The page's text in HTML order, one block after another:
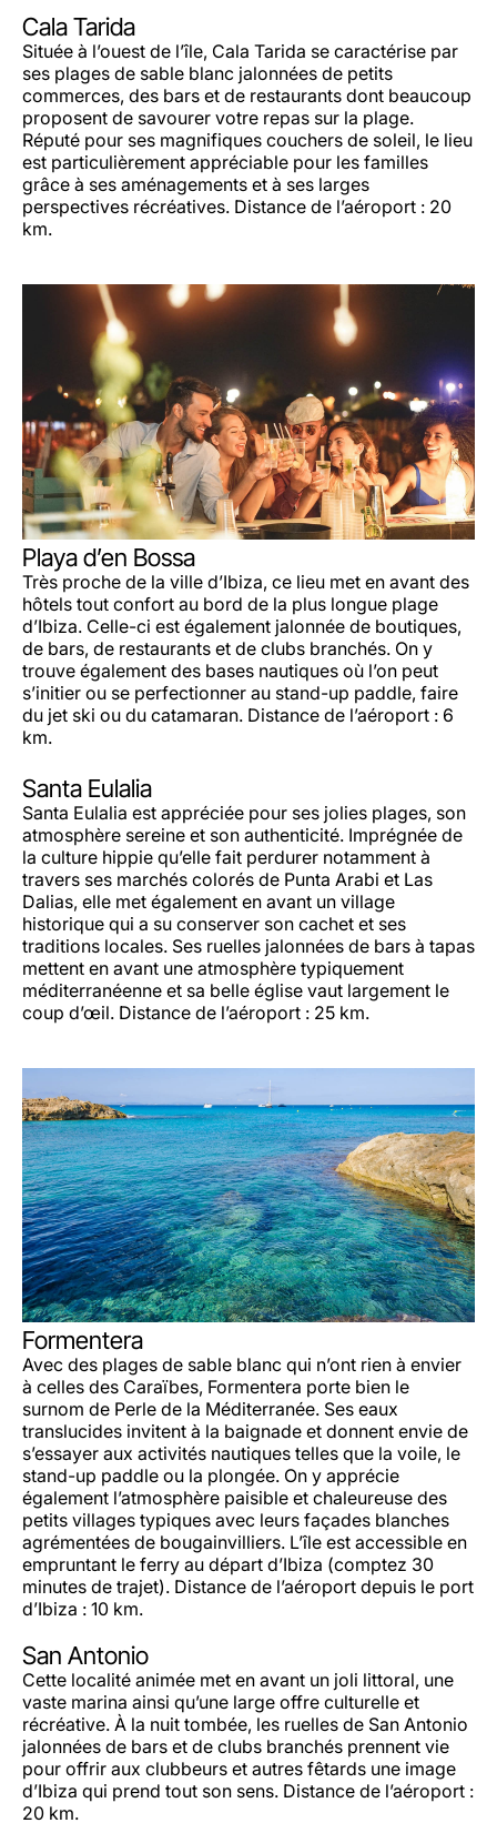
Cala Tarida
Située à l’ouest de l’île, Cala Tarida se caractérise par
ses plages de sable blanc jalonnées de petits
commerces, des bars et de restaurants dont beaucoup
proposent de savourer votre repas sur la plage.
Réputé pour ses magnifiques couchers de soleil, le lieu
est particulièrement appréciable pour les familles
grâce à ses aménagements et à ses larges
perspectives récréatives. Distance de l’aéroport : 20
km.
Playa d’en Bossa
Très proche de la ville d’Ibiza, ce lieu met en avant des
hôtels tout confort au bord de la plus longue plage
d’Ibiza. Celle-ci est également jalonnée de boutiques,
de bars, de restaurants et de clubs branchés. On y
trouve également des bases nautiques où l’on peut
s’initier ou se perfectionner au stand-up paddle, faire
du jet ski ou du catamaran. Distance de l’aéroport : 6
km.
Santa Eulalia
Santa Eulalia est appréciée pour ses jolies plages, son
atmosphère sereine et son authenticité. Imprégnée de
la culture hippie qu’elle fait perdurer notamment à
travers ses marchés colorés de Punta Arabi et Las
Dalias, elle met également en avant un village
historique qui a su conserver son cachet et ses
traditions locales. Ses ruelles jalonnées de bars à tapas
mettent en avant une atmosphère typiquement
méditerranéenne et sa belle église vaut largement le
coup d’œil. Distance de l’aéroport : 25 km.
Formentera
Avec des plages de sable blanc qui n’ont rien à envier
à celles des Caraïbes, Formentera porte bien le
surnom de Perle de la Méditerranée. Ses eaux
translucides invitent à la baignade et donnent envie de
s’essayer aux activités nautiques telles que la voile, le
stand-up paddle ou la plongée. On y apprécie
également l’atmosphère paisible et chaleureuse des
petits villages typiques avec leurs façades blanches
agrémentées de bougainvilliers. L’île est accessible en
empruntant le ferry au départ d’Ibiza (comptez 30
minutes de trajet). Distance de l’aéroport depuis le port
d’Ibiza : 10 km.
San Antonio
Cette localité animée met en avant un joli littoral, une
vaste marina ainsi qu’une large offre culturelle et
récréative. À la nuit tombée, les ruelles de San Antonio
jalonnées de bars et de clubs branchés prennent vie
pour offrir aux clubbeurs et autres fêtards une image
d’Ibiza qui prend tout son sens. Distance de l’aéroport :
20 km.